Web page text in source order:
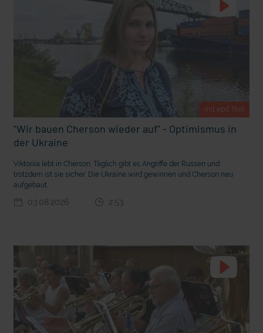
Ein Bauernhof als Klassenzimmer
Ostern erleben wie vor 2000 Jahren in Jerusalem
mit epd Text
"Wir bauen Cherson wieder auf" - Optimismus in
der Ukraine
Viktoriia lebt in Cherson. Täglich gibt es Angriffe der Russen und
trotzdem ist sie sicher: Die Ukraine wird gewinnen und Cherson neu
aufgebaut.
03.08.2026 2:53